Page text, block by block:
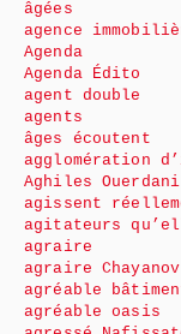
âgées
agence
Agenda
Agenda Édito
agent double
agents
âges écoutent
agglomération
Aghiles Ouerdani
agissent
agitateurs
agraire
agraire Chayanov
agréable
agréable oasis